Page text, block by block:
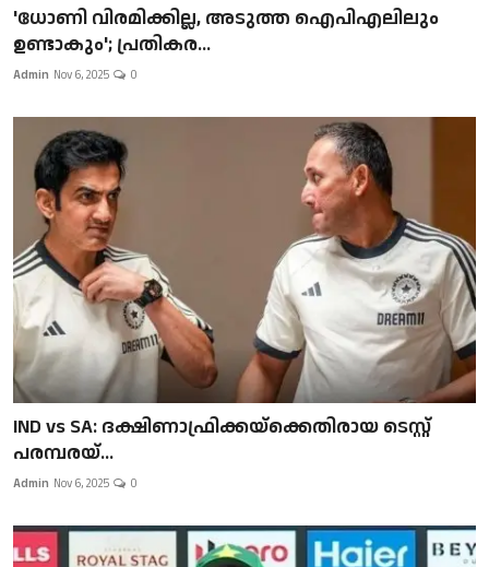
'ധോണി വിരമിക്കില്ല, അടുത്ത ഐപിഎലിലും
ഉണ്ടാകും'; പ്രതികര...
Admin Nov 6, 2025 0
IND vs SA: ദക്ഷിണാഫ്രിക്കയ്‌ക്കെതിരായ ടെസ്റ്റ്
പരമ്പരയ്...
Admin Nov 6, 2025 0